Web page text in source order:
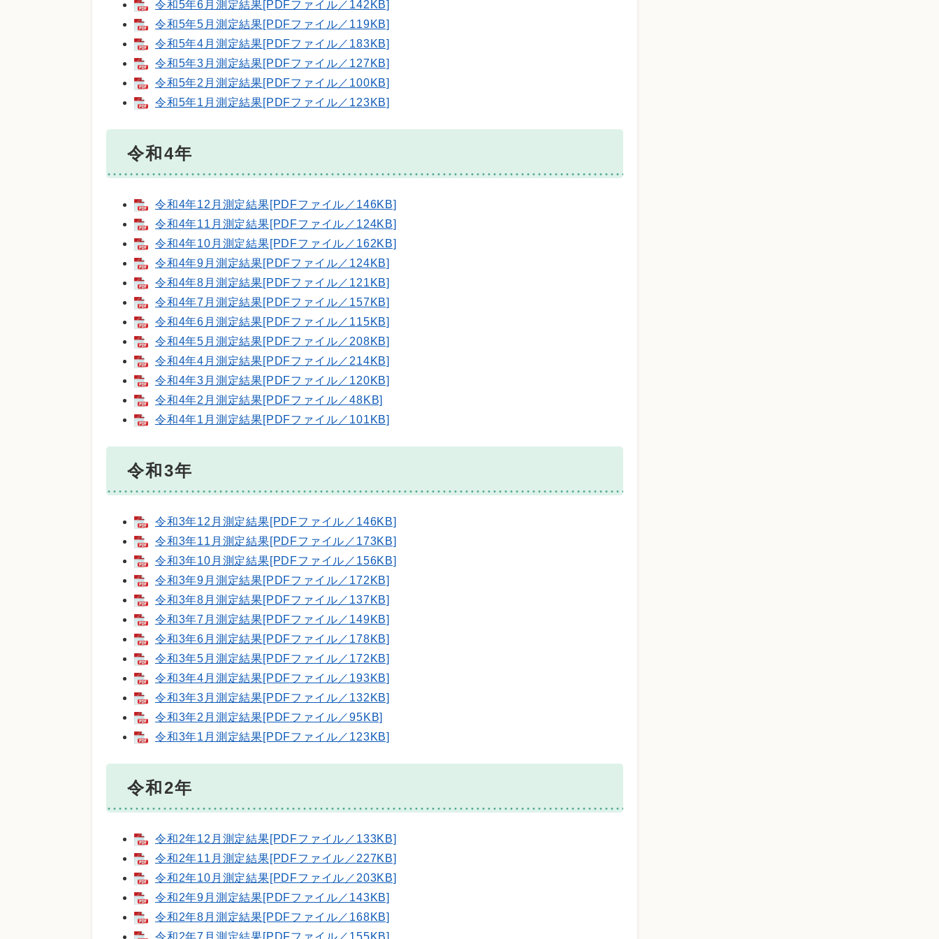
令和5年6月測定結果[PDFファイル／142KB]
令和5年5月測定結果[PDFファイル／119KB]
令和5年4月測定結果[PDFファイル／183KB]
令和5年3月測定結果[PDFファイル／127KB]
令和5年2月測定結果[PDFファイル／100KB]
令和5年1月測定結果[PDFファイル／123KB]
令和4年
令和4年12月測定結果[PDFファイル／146KB]
令和4年11月測定結果[PDFファイル／124KB]
令和4年10月測定結果[PDFファイル／162KB]
令和4年9月測定結果[PDFファイル／124KB]
令和4年8月測定結果[PDFファイル／121KB]
令和4年7月測定結果[PDFファイル／157KB]
令和4年6月測定結果[PDFファイル／115KB]
令和4年5月測定結果[PDFファイル／208KB]
令和4年4月測定結果[PDFファイル／214KB]
令和4年3月測定結果[PDFファイル／120KB]
令和4年2月測定結果[PDFファイル／48KB]
令和4年1月測定結果[PDFファイル／101KB]
令和3年
令和3年12月測定結果[PDFファイル／146KB]
令和3年11月測定結果[PDFファイル／173KB]
令和3年10月測定結果[PDFファイル／156KB]
令和3年9月測定結果[PDFファイル／172KB]
令和3年8月測定結果[PDFファイル／137KB]
令和3年7月測定結果[PDFファイル／149KB]
令和3年6月測定結果[PDFファイル／178KB]
令和3年5月測定結果[PDFファイル／172KB]
令和3年4月測定結果[PDFファイル／193KB]
令和3年3月測定結果[PDFファイル／132KB]
令和3年2月測定結果[PDFファイル／95KB]
令和3年1月測定結果[PDFファイル／123KB]
令和2年
令和2年12月測定結果[PDFファイル／133KB]
令和2年11月測定結果[PDFファイル／227KB]
令和2年10月測定結果[PDFファイル／203KB]
令和2年9月測定結果[PDFファイル／143KB]
令和2年8月測定結果[PDFファイル／168KB]